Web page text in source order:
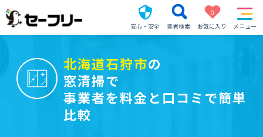
安心・安全 業者検索
0
お気に入り
メニュー
北海道石狩市の
窓清掃で
事業者を料金と口コミで簡単
比較